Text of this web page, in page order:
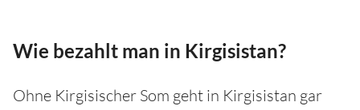
Wie bezahlt man in Kirgisistan?
Ohne Kirgisischer Som geht in Kirgisistan gar